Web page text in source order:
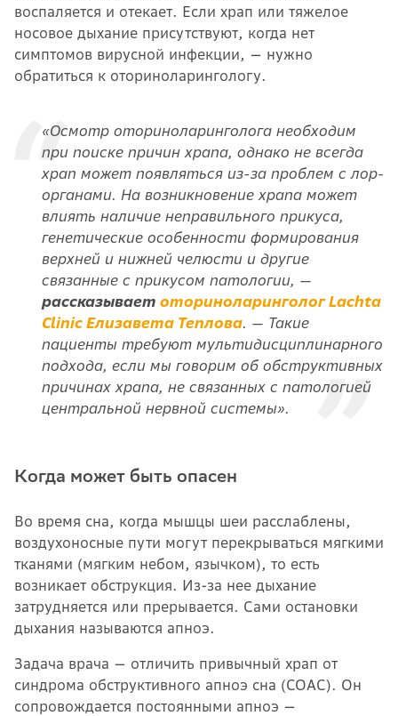
воспаляется и отекает. Если храп или тяжелое
носовое дыхание присутствуют, когда нет
симптомов вирусной инфекции, — нужно
обратиться к оториноларингологу.
«Осмотр оториноларинголога необходим
при поиске причин храпа, однако не всегда
храп может появляться из-за проблем с лор-
органами. На возникновение храпа может
влиять наличие неправильного прикуса,
генетические особенности формирования
верхней и нижней челюсти и другие
связанные с прикусом патологии, —
рассказывает оториноларинголог Lachta
Clinic Елизавета Теплова. — Такие
пациенты требуют мультидисциплинарного
подхода, если мы говорим об обструктивных
причинах храпа, не связанных с патологией
центральной нервной системы».
Когда может быть опасен
Во время сна, когда мышцы шеи расслаблены,
воздухоносные пути могут перекрываться мягкими
тканями (мягким небом, язычком), то есть
возникает обструкция. Из-за нее дыхание
затрудняется или прерывается. Сами остановки
дыхания называются апноэ.
Задача врача — отличить привычный храп от
синдрома обструктивного апноэ сна (СОАС). Он
сопровождается постоянными апноэ —